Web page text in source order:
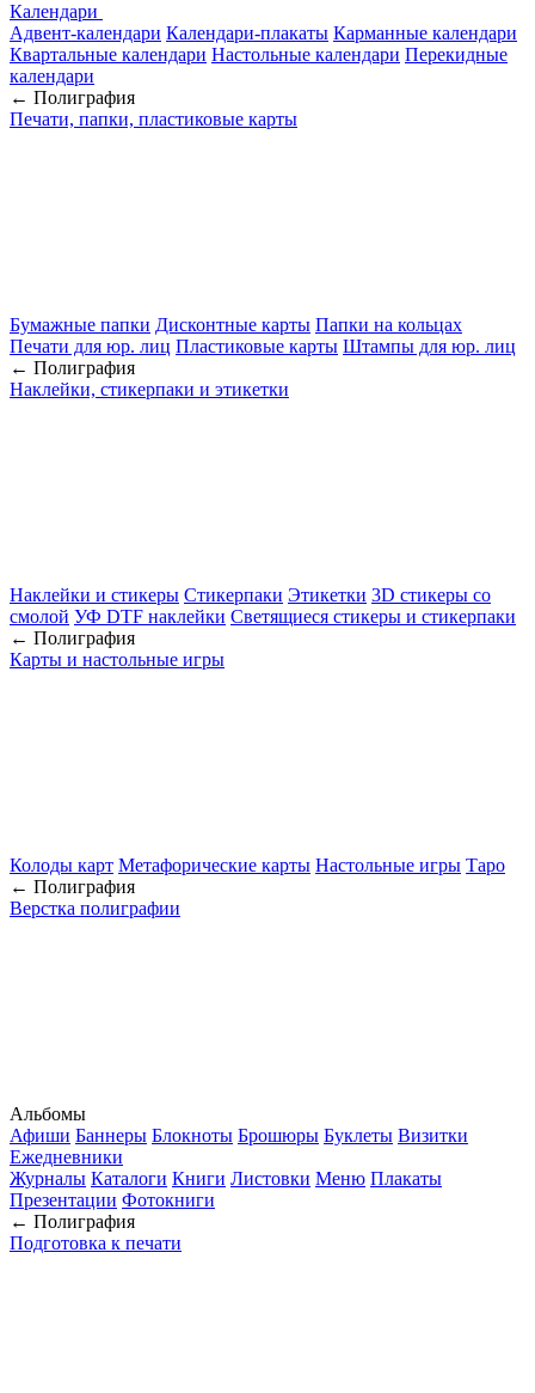
Календари
Адвент-календари Календари-плакаты Карманные календари
Квартальные календари Настольные календари Перекидные
календари
← Полиграфия
Печати, папки, пластиковые карты
Бумажные папки Дисконтные карты Папки на кольцах
Печати для юр. лиц Пластиковые карты Штампы для юр. лиц
← Полиграфия
Наклейки, стикерпаки и этикетки
Наклейки и стикеры Стикерпаки Этикетки 3D стикеры со
смолой УФ DTF наклейки Светящиеся стикеры и стикерпаки
← Полиграфия
Карты и настольные игры
Колоды карт Метафорические карты Настольные игры Таро
← Полиграфия
Верстка полиграфии
Альбомы
Афиши Баннеры Блокноты Брошюры Буклеты Визитки
Ежедневники
Журналы Каталоги Книги Листовки Меню Плакаты
Презентации Фотокниги
← Полиграфия
Подготовка к печати